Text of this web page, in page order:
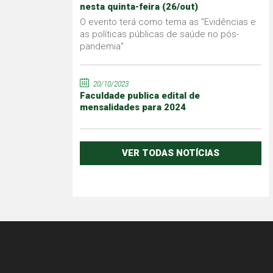
nesta quinta-feira (26/out)
O evento terá como tema as "Evidências e
as políticas públicas de saúde no pós-
pandemia"
20/10/2023
Faculdade publica edital de
mensalidades para 2024
VER TODAS NOTÍCIAS